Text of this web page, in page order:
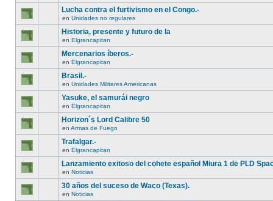
Lucha contra el furtivismo en el Congo.-
en Unidades no regulares
Historia, presente y futuro de la
en Elgrancapitan
Mercenarios íberos.-
en Elgrancapitan
Brasil.-
en Unidades Militares Americanas
Yasuke, el samurái negro
en Elgrancapitan
Horizon´s Lord Calibre 50
en Armas de Fuego
Trafalgar.-
en Elgrancapitan
Lanzamiento exitoso del cohete español Miura 1 de PLD
en Noticias
30 años del suceso de Waco (Texas).
en Noticias